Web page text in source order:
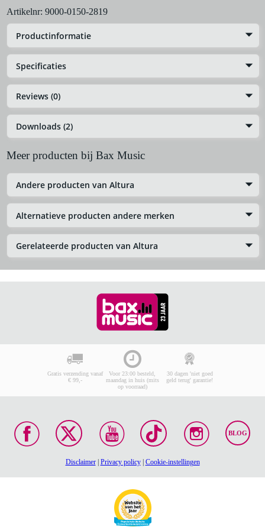
Artikelnr: 9000-0150-2819
Productinformatie
Specificaties
Reviews (0)
Downloads (2)
Meer producten bij Bax Music
Andere producten van Altura
Alternatieve producten andere merken
Gerelateerde producten van Altura
Gratis verzending vanaf
€ 99,-
Voor 23:00 besteld,
maandag in huis (mits
op voorraad)
30 dagen 'niet goed
geld terug' garantie!
BLOG
Disclaimer| Privacy policy| Cookie-instellingen